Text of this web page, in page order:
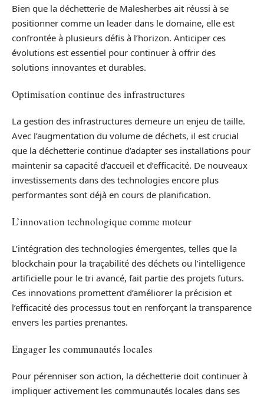
Bien que la déchetterie de Malesherbes ait réussi à se
positionner comme un leader dans le domaine, elle est
confrontée à plusieurs défis à l’horizon. Anticiper ces
évolutions est essentiel pour continuer à offrir des
solutions innovantes et durables.
Optimisation continue des infrastructures
La gestion des infrastructures demeure un enjeu de taille.
Avec l’augmentation du volume de déchets, il est crucial
que la déchetterie continue d’adapter ses installations pour
maintenir sa capacité d’accueil et d’efficacité. De nouveaux
investissements dans des technologies encore plus
performantes sont déjà en cours de planification.
L’innovation technologique comme moteur
L’intégration des technologies émergentes, telles que la
blockchain pour la traçabilité des déchets ou l’intelligence
artificielle pour le tri avancé, fait partie des projets futurs.
Ces innovations promettent d’améliorer la précision et
l’efficacité des processus tout en renforçant la transparence
envers les parties prenantes.
Engager les communautés locales
Pour pérenniser son action, la déchetterie doit continuer à
impliquer activement les communautés locales dans ses